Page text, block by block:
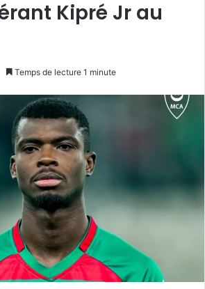
Kipré Jr au
Temps de lecture 1 minute